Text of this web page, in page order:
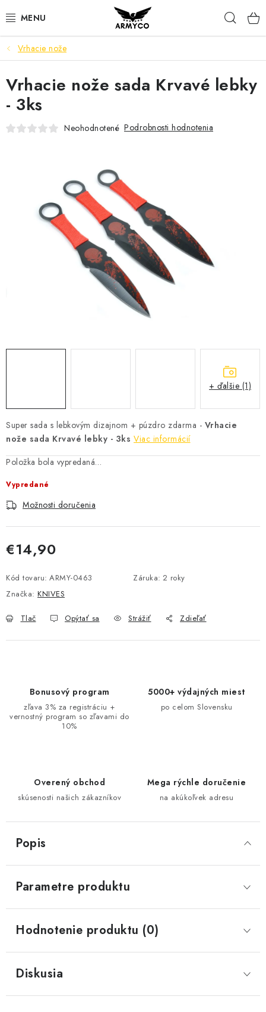
na
NOŽE A INÉ OSTRIE
OUTDOOR & CAMPING
SVIETIDLÁ
PARACORD NÁRAMKY
POWERBANK
Ako nakupovať Bonusový program
Vrhacie nože
Super sada s lebkovým dizajnom + púzdro zdarma - Vrhacie
nože sada Krvavé lebky - 3ks Viac informácií
Položka bola vypredaná…
Vypredané
Možnosti doručenia
€14,90
Kód tovaru: ARMY-0463 Záruka: 2 roky
Značka: KNIVES
Tlač Opýtať sa Strážiť Zdieľať
Vrhacie nože sada Krvavé lebky
- 3ks
Neohodnotené Podrobnosti hodnotenia
+ ďalšie (1)
Bonusový program
zľava 3% za registráciu +
vernostný program so zľavami do
10%
5000+ výdajných miest
po celom Slovensku
Overený obchod
skúsenosti našich zákazníkov
Mega rýchle doručenie
na akúkoľvek adresu
Popis
Parametre produktu
Hodnotenie produktu (0)
Diskusia